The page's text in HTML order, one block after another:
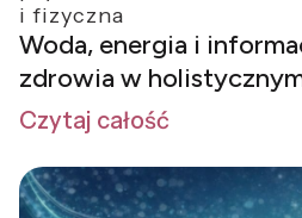
i fizyczna
Woda, energia i
zdrowia w
EDUSOL
Czytaj całość